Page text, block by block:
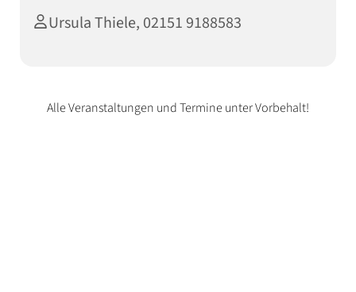
Ursula Thiele, 02151 9188583
Alle Veranstaltungen und Termine unter Vorbehalt!